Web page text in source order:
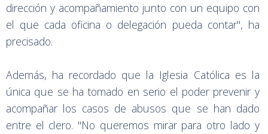
dirección y acompañamiento junto con un equipo con
el que cada oficina o delegación pueda contar", ha
precisado.
Además, ha recordado que la Iglesia Católica es la
única que se ha tomado en serio el poder prevenir y
acompañar los casos de abusos que se han dado
entre el clero. "No queremos mirar para otro lado y